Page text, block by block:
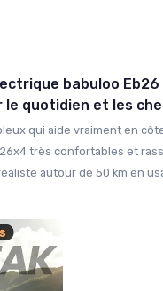
babuloo
le quotidien et les
qui aide vraiment en
très confortables et
autour de 50 km en